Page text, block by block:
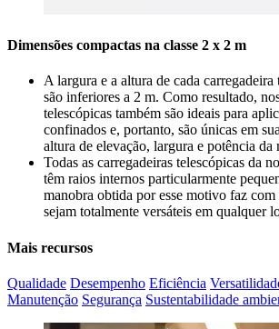
Dimensões compactas na classe 2 x 2 m
A largura e a altura de cada carregadeira
são inferiores a 2 m. Como resultado,
telescópicas também são ideais para
confinados e, portanto, são únicas em
altura de elevação, largura e potência da
Todas as carregadeiras telescópicas da
têm raios internos particularmente
manobra obtida por esse motivo faz com
sejam totalmente versáteis em qualquer
Mais recursos
Qualidade Desempenho Eficiência
Manutenção Segurança Sustentabilidade